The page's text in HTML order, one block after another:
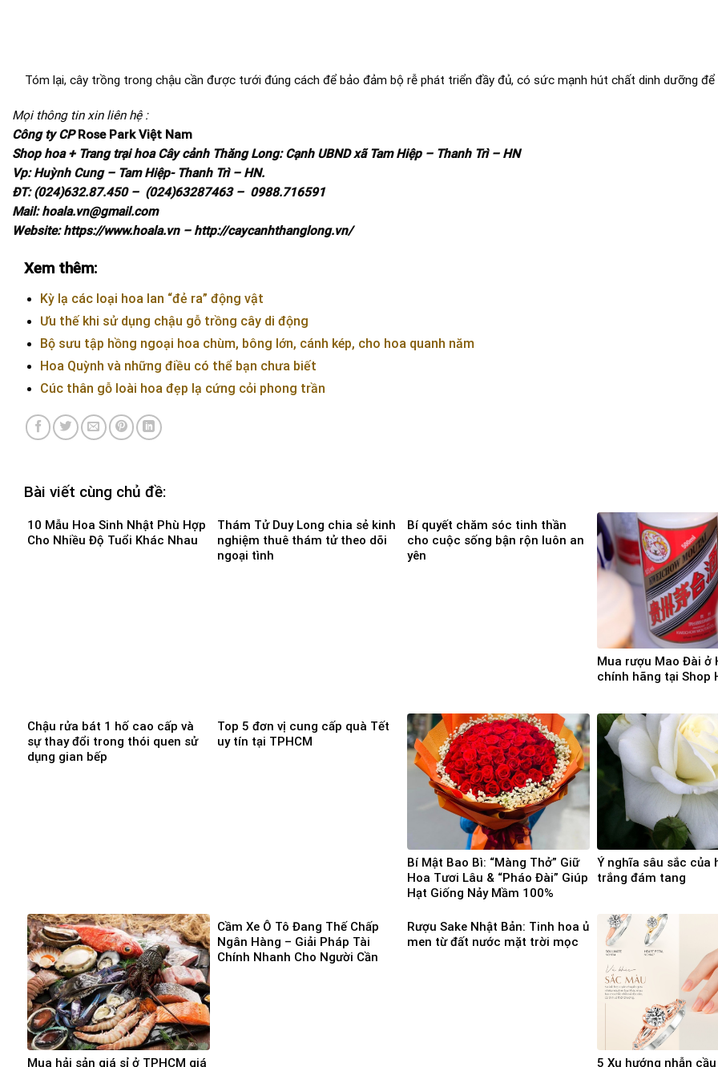
Tóm lại, cây trồng trong chậu cần được tưới đúng cách để bảo đảm bộ rễ phát triển đầy đủ, có sức mạnh hút chất dinh dưỡng để
Mọi thông tin xin liên hệ :
Công ty CPRose Park Việt Nam
Shop hoa + Trang trại hoa Cây cảnh Thăng Long: Cạnh UBND xã Tam Hiệp – Thanh Trì – HN
Vp: Huỳnh Cung – Tam Hiệp- Thanh Trì – HN.
ĐT: (024)632.87.450 – (024)63287463 – 0988.716591
Mail: hoala.vn@gmail.com
Website: https://www.hoala.vn – http://caycanhthanglong.vn/
Xem thêm:
Kỳ lạ các loại hoa lan “đẻ ra” động vật
Ưu thế khi sử dụng chậu gỗ trồng cây di động
Bộ sưu tập hồng ngoại hoa chùm, bông lớn, cánh kép, cho hoa quanh năm
Hoa Quỳnh và những điều có thể bạn chưa biết
Cúc thân gỗ loài hoa đẹp lạ cứng cỏi phong trần
Bài viết cùng chủ đề:
10 Mẫu Hoa Sinh Nhật Phù Hợp
Cho Nhiều Độ Tuổi Khác Nhau
Thám Tử Duy Long chia sẻ kinh
nghiệm thuê thám tử theo dõi
ngoại tình
Bí quyết chăm sóc tinh thần
cho cuộc sống bận rộn luôn an
yên
Mua rượu Mao Đài ở
chính hãng tại Shop
Chậu rửa bát 1 hố cao cấp và
sự thay đổi trong thói quen sử
dụng gian bếp
Top 5 đơn vị cung cấp quà Tết
uy tín tại TPHCM
Bí Mật Bao Bì: “Màng Thở” Giữ
Hoa Tươi Lâu & “Pháo Đài” Giúp
Hạt Giống Nảy Mầm 100%
Ý nghĩa sâu sắc của
trắng đám tang
Mua hải sản giá sỉ ở TPHCM giá
Cầm Xe Ô Tô Đang Thế Chấp
Ngân Hàng – Giải Pháp Tài
Chính Nhanh Cho Người Cần
Rượu Sake Nhật Bản: Tinh hoa ủ
men từ đất nước mặt trời mọc
5 Xu hướng nhẫn